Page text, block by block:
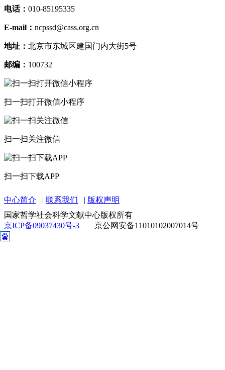
电话： 010-85195335
E-mail： ncpssd@cass.org.cn
地址： 北京市东城区建国门内大街5号
邮编： 100732
扫一扫打开微信小程序
扫一扫关注微信
扫一扫下载APP
中心简介 联系我们
版权声明
国家哲学社会科学文献中心版权所有
京ICP备09037430号-3
京公网安备11010102007014号